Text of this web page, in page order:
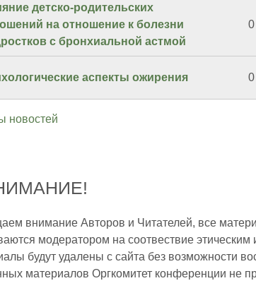
детско-родительских
на отношение к болезни
с бронхиальной астмой
0
аспекты ожирения 0
внимание Авторов и Читателей, все
модератором на соотвествие
будут удалены с сайта без возможности
материалов Оргкомитет конференции не